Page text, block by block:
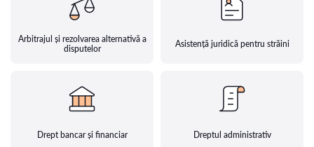
Arbitrajul și rezolvarea alternativă a
disputelor
Asistență juridică pentru străini
Drept bancar și financiar Dreptul administrativ